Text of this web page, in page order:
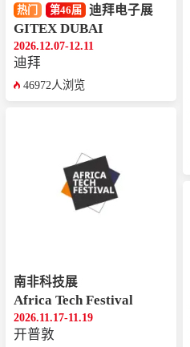
热门 第46届 迪拜电子展
GITEX DUBAI
2026.12.07-12.11
迪拜
46972人浏览
南非科技展
Africa Tech Festival
2026.11.17-11.19
‌‌开普敦